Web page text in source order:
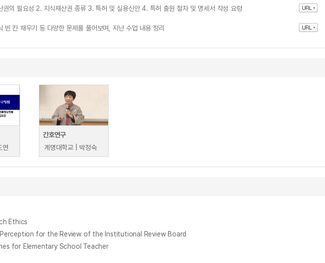
권의 필요성 2. 지식재산권 종류 3. 특허 및 실용신안 4. 특허 출원 철차 및 명세서 작성 요령
빈 칸 채우기 등 다양한 문제를 풀어보며, 지난 수업 내용 정리
연
간호연구
계명대학교 | 박정숙
Ethics
Perception for the Review of the Institutional Review Board
for Elementary School Teacher